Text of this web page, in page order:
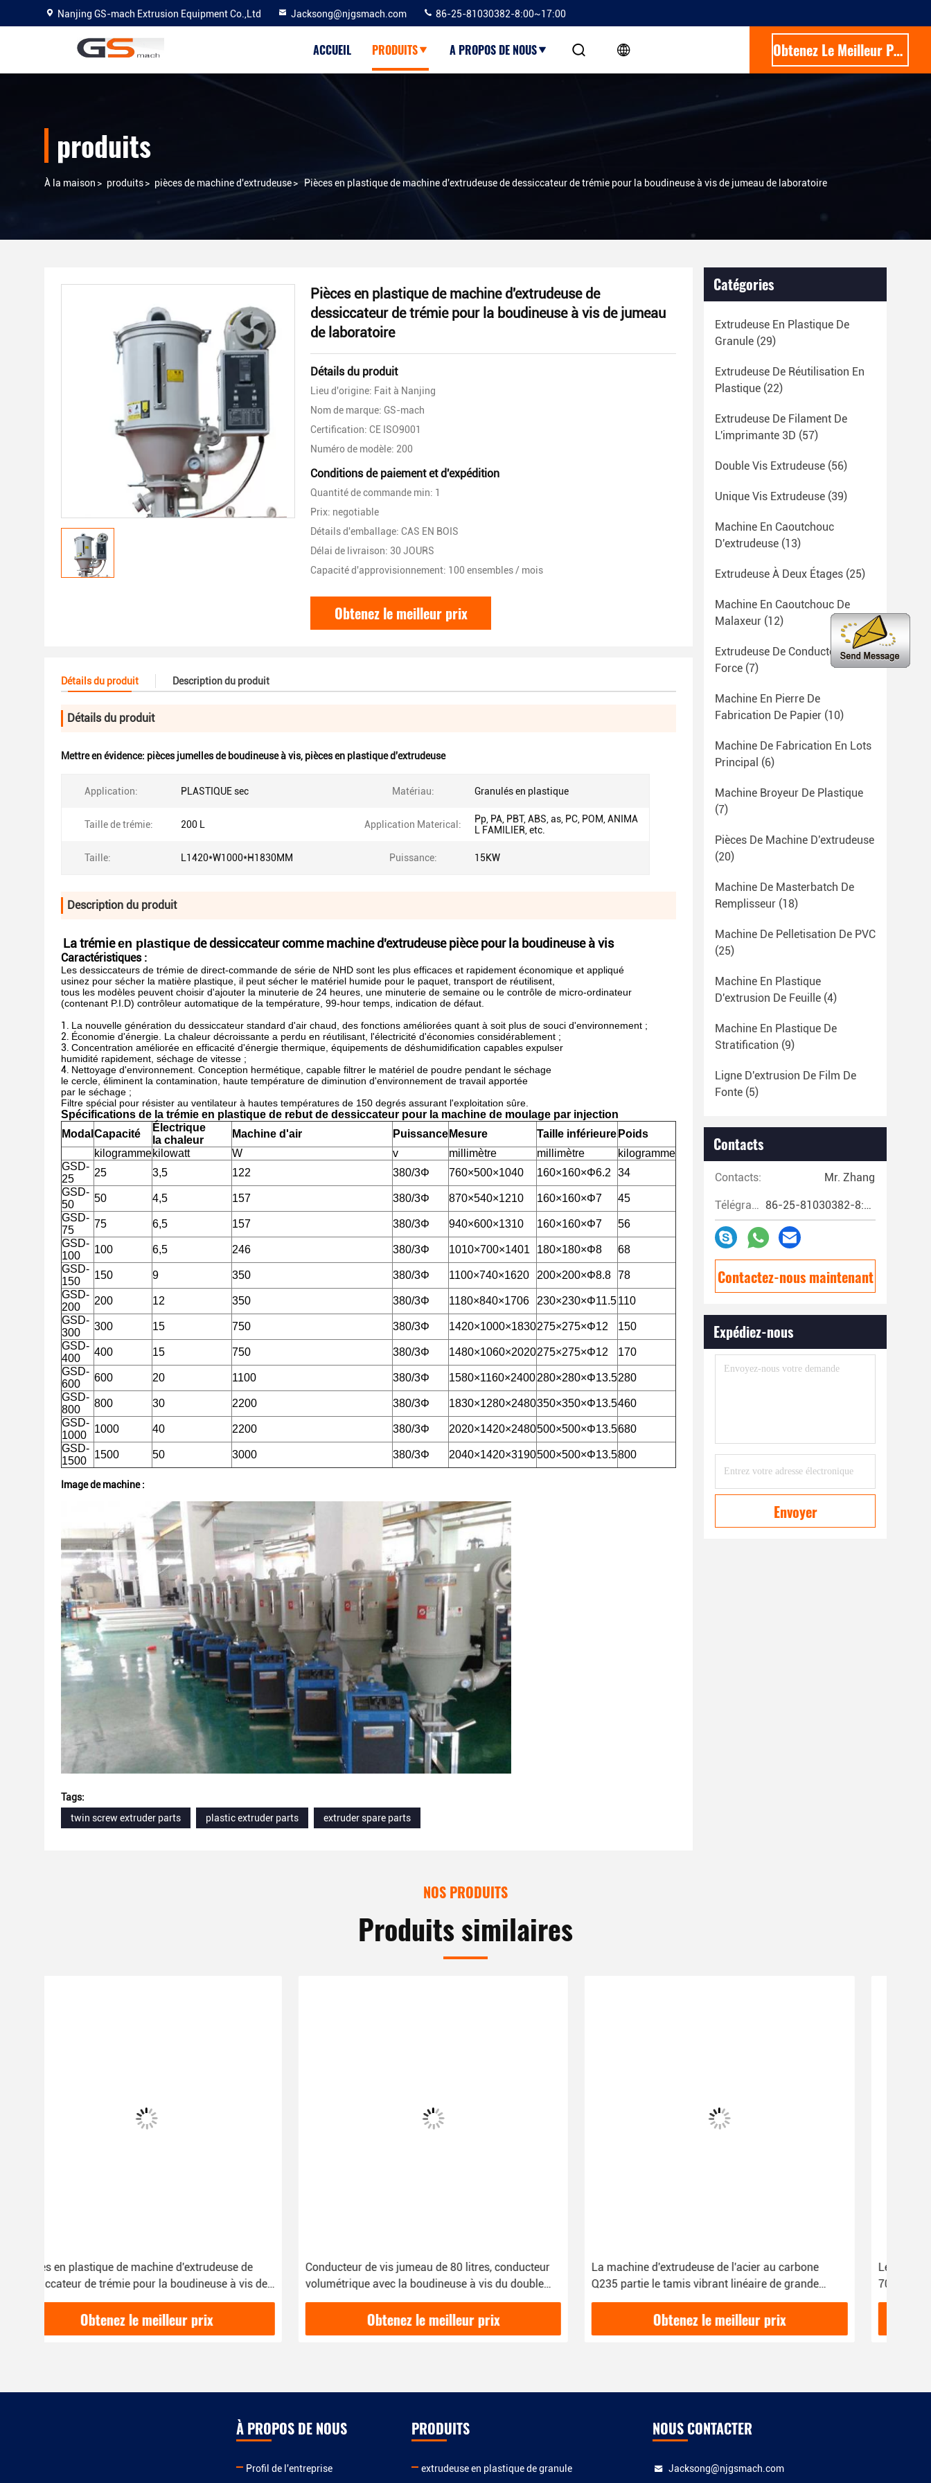
Nanjing GS-mach Extrusion Equipment Co.,Ltd Jacksong@njgsmach.com 86-25-81030382-8:00~17:00
ACCUEIL PRODUITS A PROPOS DE NOUS Obtenez Le Meilleur Prix
produits
À la maison > produits> pièces de machine d'extrudeuse> Pièces en plastique de machine d'extrudeuse de dessiccateur de trémie pour la boudineuse à vis de jumeau de laboratoire
Pièces en plastique de machine d'extrudeuse de
dessiccateur de trémie pour la boudineuse à vis de jumeau
de laboratoire
Détails du produit
Lieu d'origine: Fait à Nanjing
Nom de marque: GS-mach
Certification: CE ISO9001
Numéro de modèle: 200
Conditions de paiement et d'expédition
Quantité de commande min: 1
Prix: negotiable
Détails d'emballage: CAS EN BOIS
Délai de livraison: 30 JOURS
Capacité d'approvisionnement: 100 ensembles / mois
Obtenez le meilleur prix
Détails du produit Description du produit
Détails du produit
Mettre en évidence: pièces jumelles de boudineuse à vis, pièces en plastique d'extrudeuse
Application: PLASTIQUE sec Matériau: Granulés en plastique
Taille de trémie: 200 L Application Materical:
Pp, PA, PBT, ABS, as, PC, POM, ANIMA
L FAMILIER, etc.
Taille: L1420*W1000*H1830MM Puissance: 15KW
Description du produit
La trémie en plastique de dessiccateur comme machine d'extrudeuse pièce pour la boudineuse à vis
Caractéristiques :
Les dessiccateurs de trémie de direct-commande de série de NHD sont les plus efficaces et rapidement économique et appliqué
usinez pour sécher la matière plastique, il peut sécher le matériel humide pour le paquet, transport de réutilisent,
tous les modèles peuvent choisir d'ajouter la minuterie de 24 heures, une minuterie de semaine ou le contrôle de micro-ordinateur
(contenant P.I.D) contrôleur automatique de la température, 99-hour temps, indication de défaut.
1. La nouvelle génération du dessiccateur standard d'air chaud, des fonctions améliorées quant à soit plus de souci d'environnement ;
2. Économie d'énergie. La chaleur décroissante a perdu en réutilisant, l'électricité d'économies considérablement ;
3. Concentration améliorée en efficacité d'énergie thermique, équipements de déshumidification capables expulser
humidité rapidement, séchage de vitesse ;
4. Nettoyage d'environnement. Conception hermétique, capable filtrer le matériel de poudre pendant le séchage
le cercle, éliminent la contamination, haute température de diminution d'environnement de travail apportée
par le séchage ;
Filtre spécial pour résister au ventilateur à hautes températures de 150 degrés assurant l'exploitation sûre.
Spécifications de la trémie en plastique de rebut de dessiccateur pour la machine de moulage par injection
Modal Capacité
Électrique
la chaleur
Machine d'air Puissance Mesure Taille inférieure Poids
kilogrammekilowatt W v millimètre millimètre
kilogramme
GSD-
25
25 3,5 122 380/3Φ 760×500×1040 160×160×Φ6.2
34
GSD-
50
50 4,5 157 380/3Φ 870×540×1210 160×160×Φ7
45
GSD-
75
75 6,5 157 380/3Φ 940×600×1310 160×160×Φ7
56
GSD-
100
100 6,5 246 380/3Φ 1010×700×1401 180×180×Φ8
68
GSD-
150
150 9 350 380/3Φ 1100×740×1620 200×200×Φ8.8 78
GSD-
200
200 12 350 380/3Φ 1180×840×1706 230×230×Φ11.5110
GSD-
300
300 15 750 380/3Φ 1420×1000×1830275×275×Φ12
150
GSD-
400
400 15 750 380/3Φ 1480×1060×2020275×275×Φ12
170
GSD-
600
600 20 1100 380/3Φ 1580×1160×2400280×280×Φ13.5280
GSD-
800
800 30 2200 380/3Φ 1830×1280×2480350×350×Φ13.5460
GSD-
1000
1000 40 2200 380/3Φ 2020×1420×2480500×500×Φ13.5680
GSD-
1500
1500 50 3000 380/3Φ 2040×1420×3190500×500×Φ13.5800
Image de machine :
Tags:
twin screw extruder parts
plastic extruder parts extruder spare parts
Catégories
Extrudeuse En Plastique De
Granule (29)
Extrudeuse De Réutilisation En
Plastique (22)
Extrudeuse De Filament De
L'imprimante 3D (57)
Double Vis Extrudeuse (56)
Unique Vis Extrudeuse (39)
Machine En Caoutchouc
D'extrudeuse (13)
Extrudeuse À Deux Étages (25)
Machine En Caoutchouc De
Malaxeur (12)
Extrudeuse De Conducteur De
Force (7)
Machine En Pierre De
Fabrication De Papier (10)
Machine De Fabrication En Lots
Principal (6)
Machine Broyeur De Plastique
(7)
Pièces De Machine D'extrudeuse
(20)
Machine De Masterbatch De
Remplisseur (18)
Machine De Pelletisation De PVC
(25)
Machine En Plastique
D'extrusion De Feuille (4)
Machine En Plastique De
Stratification (9)
Ligne D'extrusion De Film De
Fonte (5)
Contacts
Contacts: Mr. Zhang
Télégramme: 86-25-81030382-8:00~17:00
Contactez-nous maintenant
Expédiez-nous
Envoyer
NOS PRODUITS
Produits similaires
Conducteur de vis jumeau de 80 litres, conducteur
volumétrique avec la boudineuse à vis du double
GS65
Obtenez le meilleur prix
La machine d'extrudeuse de l'acier au carbone
Q235 partie le tamis vibrant linéaire de grande
capacité
Obtenez le meilleur prix
Le granule en plastique faisant la machine partie
700-1000kg/H, pièces de machine de
granule d'extrudeuse
Obtenez le meilleur prix
À PROPOS DE NOUS
Profil de l'entreprise
PRODUITS
extrudeuse en plastique de granule
NOUS CONTACTER
Jacksong@njgsmach.com